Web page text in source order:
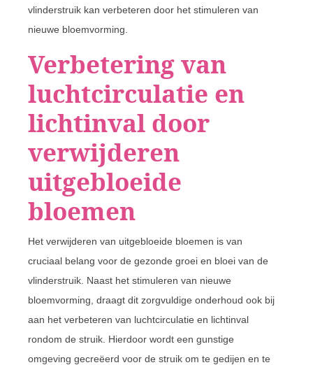
vlinderstruik kan verbeteren door het stimuleren van
nieuwe bloemvorming.
Verbetering van
luchtcirculatie en
lichtinval door
verwijderen
uitgebloeide
bloemen
Het verwijderen van uitgebloeide bloemen is van
cruciaal belang voor de gezonde groei en bloei van de
vlinderstruik. Naast het stimuleren van nieuwe
bloemvorming, draagt dit zorgvuldige onderhoud ook bij
aan het verbeteren van luchtcirculatie en lichtinval
rondom de struik. Hierdoor wordt een gunstige
omgeving gecreëerd voor de struik om te gedijen en te